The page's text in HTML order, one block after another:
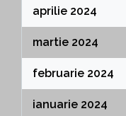
aprilie 2024
martie 2024
februarie 2024
ianuarie 2024